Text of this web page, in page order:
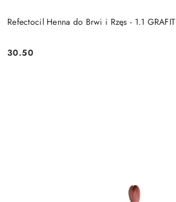
Refectocil Henna do Brwi i Rzęs - 1.1 GRAFIT
Cena:
30.50